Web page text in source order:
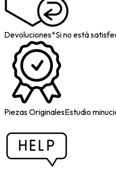
Devoluciones*Si no está
Piezas OriginalesEstudio